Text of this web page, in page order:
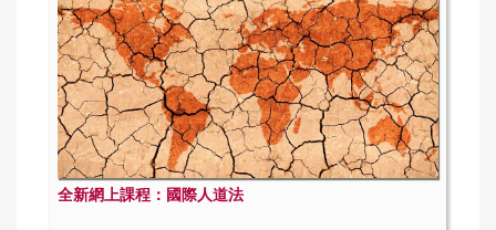
全新網上課程：國際人道法